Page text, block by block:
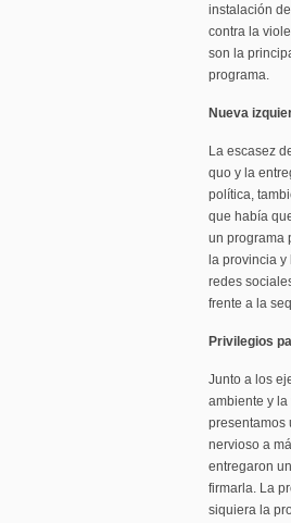
instalación
contra la
son la
programa.
Nueva
La escasez
quo y la
política,
que había
un programa
la provincia
redes
frente a la
Privilegios
Junto a los
ambiente y
presentamos
nervioso a
entregaron
firmarla. La
siquiera la